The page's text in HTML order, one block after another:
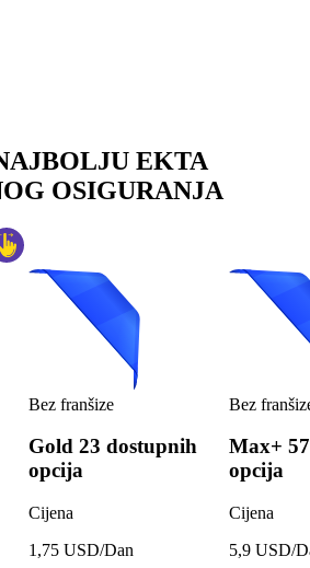
EKTA
OSIGURANJA
Bez franšize
Gold 23 dostupnih
opcija
Cijena
1,75 USD/Dan
Bez
Max+
opcija
Cijena
5,9 USD/